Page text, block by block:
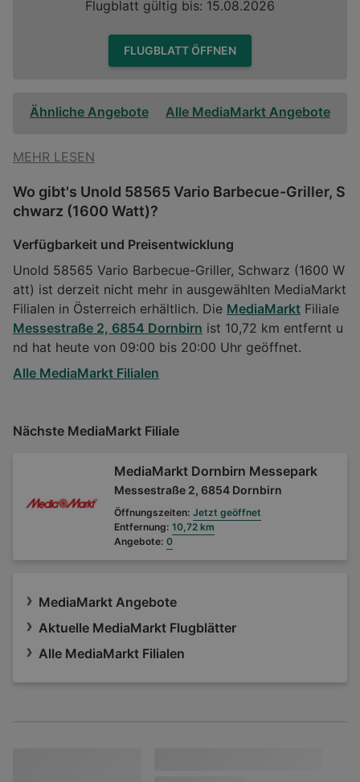
Flugblatt gültig bis: 15.08.2026
FLUGBLATT ÖFFNEN
Ähnliche Angebote Alle MediaMarkt Angebote
MEHR LESEN
Wo gibt's Unold 58565 Vario Barbecue-Griller, S
chwarz (1600 Watt)?
Verfügbarkeit und Preisentwicklung
Unold 58565 Vario Barbecue-Griller, Schwarz (1600 W
att) ist derzeit nicht mehr in ausgewählten MediaMarkt
Filialen in Österreich erhältlich. Die MediaMarkt Filiale
Messestraße 2, 6854 Dornbirn ist 10,72 km entfernt u
nd hat heute von 09:00 bis 20:00 Uhr geöffnet.
Alle MediaMarkt Filialen
Nächste MediaMarkt Filiale
MediaMarkt Dornbirn Messepark
Messestraße 2, 6854 Dornbirn
Öffnungszeiten: Jetzt geöffnet
Entfernung: 10,72 km
Angebote: 0
MediaMarkt Angebote
Aktuelle MediaMarkt Flugblätter
Alle MediaMarkt Filialen